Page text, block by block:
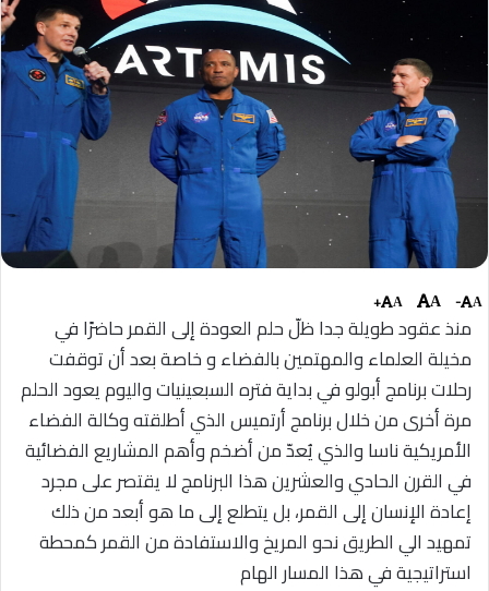
A
-
A
A
+
منذ عقود طويلة جدا ظلّ حلم العودة إلى القمر حاضرًا في
مخيلة العلماء والمهتمين بالفضاء و خاصة بعد أن توقفت
رحلات برنامج أبولو في بداية فتره السبعينيات واليوم يعود الحلم
مرة أخرى من خلال برنامج أرتميس الذي أطلقته وكالة الفضاء
الأمريكية ناسا والذي يُعدّ من أضخم وأهم المشاريع الفضائية
في القرن الحادي والعشرين هذا البرنامج لا يقتصر على مجرد
إعادة الإنسان إلى القمر، بل يتطلع إلى ما هو أبعد من ذلك
تمهيد الي الطريق نحو المريخ والاستفادة من القمر كمحطة
استراتيجية في هذا المسار الهام